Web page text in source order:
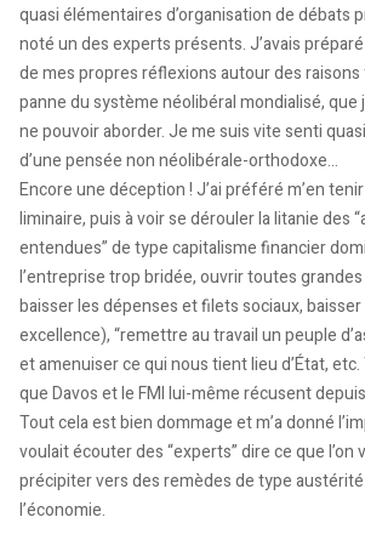
quasi élémentaires d’organisation de débats
noté un des experts présents. J’avais
de mes propres réflexions autour des
panne du système néolibéral mondialisé, que
ne pouvoir aborder. Je me suis vite senti
d’une pensée non néolibérale-orthodoxe…
Encore une déception ! J’ai préféré m’en
liminaire, puis à voir se dérouler la litanie des
entendues” de type capitalisme financier
l’entreprise trop bridée, ouvrir toutes grandes
baisser les dépenses et filets sociaux,
excellence), “remettre au travail un peuple
et amenuiser ce qui nous tient lieu d’État,
que Davos et le FMI lui-même récusent
Tout cela est bien dommage et m’a donné
voulait écouter des “experts” dire ce que l’on
précipiter vers des remèdes de type
l’économie.